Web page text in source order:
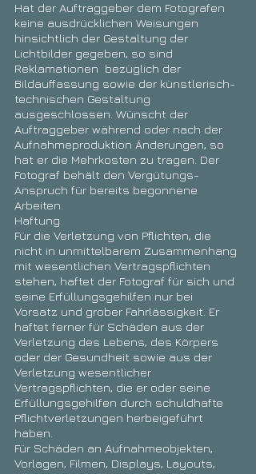
Hat der Auftraggeber dem Fotografen
keine ausdrücklichen Weisungen
hinsichtlich der Gestaltung der
Lichtbilder gegeben, so sind
Reklamationen bezüglich der
Bildauffassung sowie der künstlerisch-
technischen Gestaltung
ausgeschlossen. Wünscht der
Auftraggeber während oder nach der
Aufnahmeproduktion Änderungen, so
hat er die Mehrkosten zu tragen. Der
Fotograf behält den Vergütungs-
Anspruch für bereits begonnene
Arbeiten.
Haftung
Für die Verletzung von Pflichten, die
nicht in unmittelbarem Zusammenhang
mit wesentlichen Vertragspflichten
stehen, haftet der Fotograf für sich und
seine Erfüllungsgehilfen nur bei
Vorsatz und grober Fahrlässigkeit. Er
haftet ferner für Schäden aus der
Verletzung des Lebens, des Körpers
oder der Gesundheit sowie aus der
Verletzung wesentlicher
Vertragspflichten, die er oder seine
Erfüllungsgehilfen durch schuldhafte
Pflichtverletzungen herbeigeführt
haben.
Für Schäden an Aufnahmeobjekten,
Vorlagen, Filmen, Displays, Layouts,